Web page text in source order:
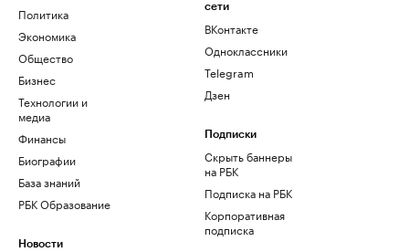
Политика
Экономика
Общество
Бизнес
Технологии и
медиа
Финансы
Биографии
База знаний
РБК Образование
Новости
сети
ВКонтакте
Одноклассники
Telegram
Дзен
Подписки
Скрыть баннеры
на РБК
Подписка на РБК
Корпоративная
подписка